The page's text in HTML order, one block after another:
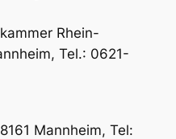
Rhein-
Tel.: 0621-
Mannheim, Tel: